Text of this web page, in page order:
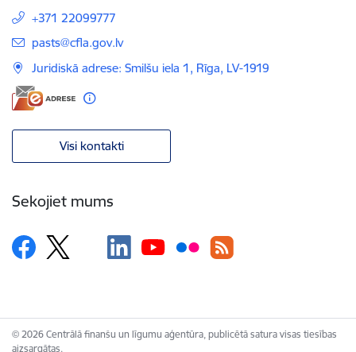
+371 22099777
E-pasts:
pasts@cfla.gov.lv
Juridiskā adrese: Smilšu iela 1, Rīga, LV-1919
Visi kontakti
Sekojiet mums
© 2026 Centrālā finanšu un līgumu aģentūra, publicētā satura visas tiesības
aizsargātas.